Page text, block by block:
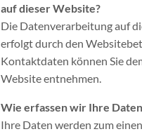
auf dieser Website?
Die Datenverarbeitung auf
erfolgt durch den
Kontaktdaten können Sie
Website entnehmen.
Wie erfassen wir Ihre
Ihre Daten werden zum